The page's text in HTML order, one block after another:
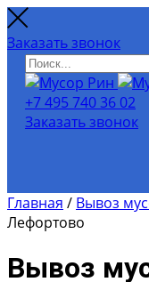
Заказать звонок
+7 495 740 36 02
Заказать звонок
Главная / Вывоз
Лефортово
Вывоз